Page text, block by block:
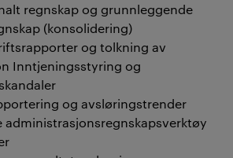
regnskap og grunnleggende
(konsolidering)
og tolkning av
Inntjeningsstyring og
og avsløringstrender
administrasjonsregnskapsverktøy